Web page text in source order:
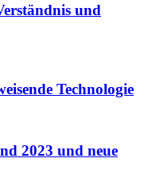
und
Technologie
2023 und neue